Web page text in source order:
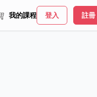
我的課程 登入 註冊